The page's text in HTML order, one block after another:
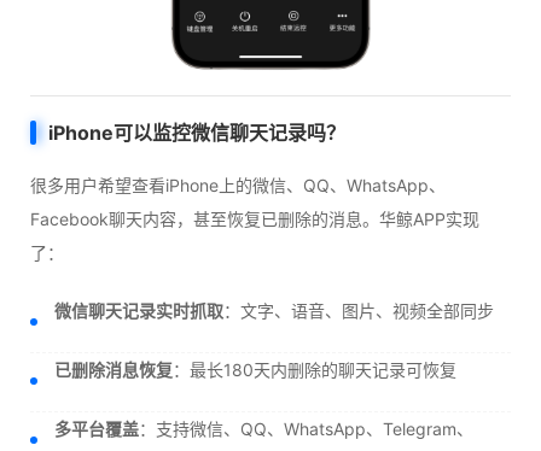
iPhone可以监控微信聊天记录吗？
很多用户希望查看iPhone上的微信、QQ、WhatsApp、
Facebook聊天内容，甚至恢复已删除的消息。华鲸APP实现
了：
微信聊天记录实时抓取：文字、语音、图片、视频全部同步
已删除消息恢复：最长180天内删除的聊天记录可恢复
多平台覆盖：支持微信、QQ、WhatsApp、Telegram、